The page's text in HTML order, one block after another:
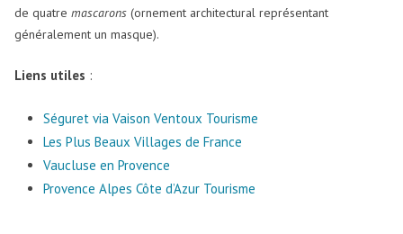
de quatre mascarons (ornement architectural représentant
généralement un masque).
Liens utiles :
Séguret via Vaison Ventoux Tourisme
Les Plus Beaux Villages de France
Vaucluse en Provence
Provence Alpes Côte d’Azur Tourisme